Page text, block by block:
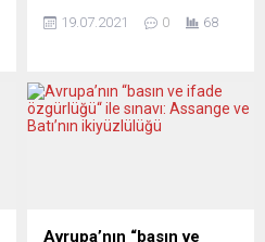
yazılım aracılığıyla küresel
alındığı öne sürülerek, en az
10 hükümetin bu şirketin
izlendiği ortaya çıktı. Federal
19.07.2021 0 68
Avrupa’nın “basın ve